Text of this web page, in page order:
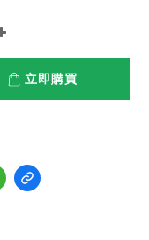
立即購買